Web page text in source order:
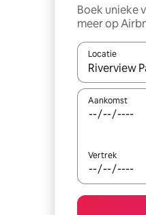
Boek unieke
meer op
Locatie
Wanneer er
Aankomst
Vertrek